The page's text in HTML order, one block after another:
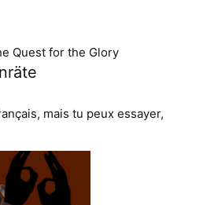
Quest for the Glory
mais tu peux essayer,